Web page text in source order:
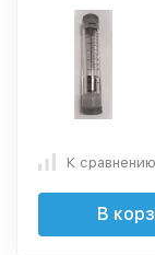
К сравнению
В